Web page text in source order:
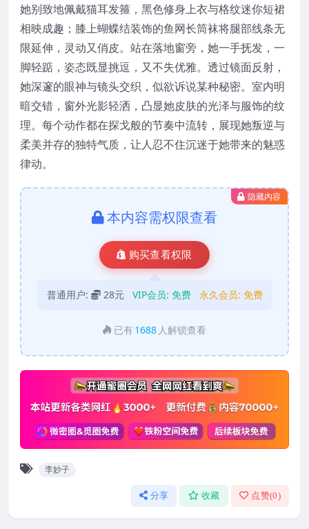
她别致地佩戴猫耳发箍，黑色修身上衣与格纹迷你短裙
相映成趣；膝上蝴蝶结装饰的鱼网长筒袜将腿部线条无
限延伸，灵动又俏皮。站在落地窗旁，她一手抚发，一
脚轻踮，姿态既显挑逗，又不失优雅。透过镜面反射，
她深邃的眼神与镜头交织，似欲诉说某种秘密。室内明
暗交错，窗外光影轻洒，凸显她皮肤的光泽与服饰的纹
理。每个动作都在探戈般的节奏中流转，展现她叛逆与
柔美并存的独特气质，让人忍不住沉迷于她带来的魅惑
律动。
隐藏内容
本内容需权限查看
购买查看权限
普通用户: 28元 VIP会员: 免费 永久会员: 免费
已有 1688 人解锁查看
李妙子
分享 收藏 点赞(0)